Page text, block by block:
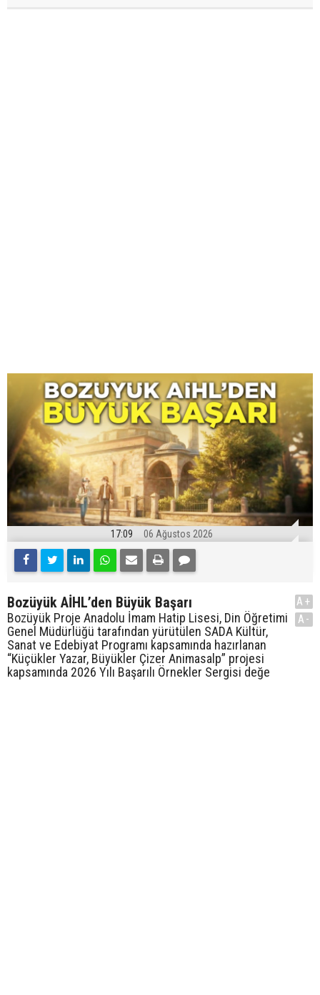
17:09 06 Ağustos 2026
Bozüyük AİHL’den Büyük Başarı
Bozüyük Proje Anadolu İmam Hatip Lisesi, Din Öğretimi
Genel Müdürlüğü tarafından yürütülen SADA Kültür,
Sanat ve Edebiyat Programı kapsamında hazırlanan
“Küçükler Yazar, Büyükler Çizer Animasalp” projesi
kapsamında 2026 Yılı Başarılı Örnekler Sergisi değe
A+
A-